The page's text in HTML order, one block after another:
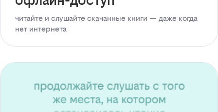
читайте и слушайте скачанные книги — даже когда
нет интернета